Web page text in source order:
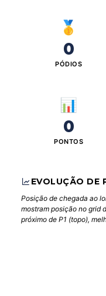
🥇
0
PÓDIOS
📊
0
PONTOS
EVOLUÇÃO DE
Posição de chegada ao
mostram posição no grid
próximo de P1 (topo),